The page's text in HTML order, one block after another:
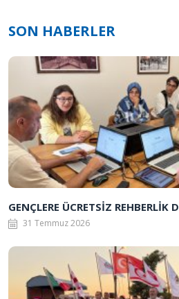
SON HABERLER
GENÇLERE ÜCRETSİZ REHBERLİK
31 Temmuz 2026